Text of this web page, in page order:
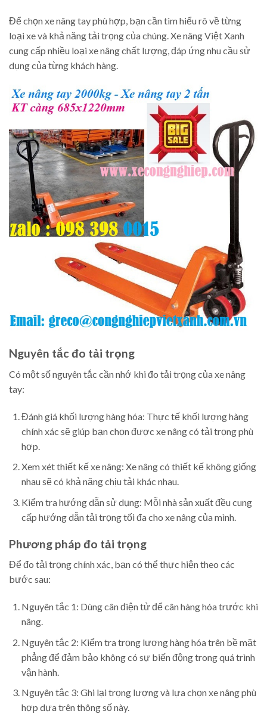
Để chọn xe nâng tay phù hợp, bạn cần tìm hiểu rõ về từng
loại xe và khả năng tải trọng của chúng. Xe nâng Việt Xanh
cung cấp nhiều loại xe nâng chất lượng, đáp ứng nhu cầu sử
dụng của từng khách hàng.
Nguyên tắc đo tải trọng
Có một số nguyên tắc cần nhớ khi đo tải trọng của xe nâng
tay:
Đánh giá khối lượng hàng hóa: Thực tế khối lượng hàng
chính xác sẽ giúp bạn chọn được xe nâng có tải trọng phù
hợp.
Xem xét thiết kế xe nâng: Xe nâng có thiết kế không giống
nhau sẽ có khả năng chịu tải khác nhau.
Kiểm tra hướng dẫn sử dụng: Mỗi nhà sản xuất đều cung
cấp hướng dẫn tải trọng tối đa cho xe nâng của mình.
Phương pháp đo tải trọng
Để đo tải trọng chính xác, bạn có thể thực hiện theo các
bước sau:
Nguyên tắc 1: Dùng cân điện tử để cân hàng hóa trước khi
nâng.
Nguyên tắc 2: Kiểm tra trọng lượng hàng hóa trên bề mặt
phẳng để đảm bảo không có sự biến động trong quá trình
vận hành.
Nguyên tắc 3: Ghi lại trọng lượng và lựa chọn xe nâng phù
hợp dựa trên thông số này.